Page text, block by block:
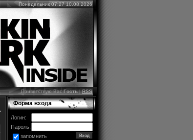
Понедельник 07:27 10.08.2026
Приветствую ВасГость|RSS
Форма входа
Логин:
Пароль:
запомнить